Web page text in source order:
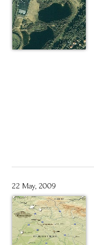
22 May, 2009